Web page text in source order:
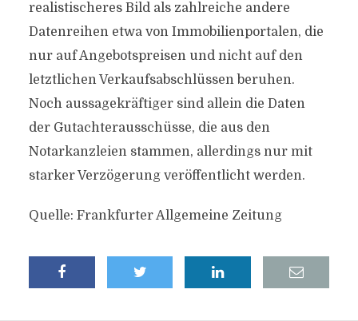
realistischeres Bild als zahlreiche andere
Datenreihen etwa von Immobilienportalen, die
nur auf Angebotspreisen und nicht auf den
letztlichen Verkaufsabschlüssen beruhen.
Noch aussagekräftiger sind allein die Daten
der Gutachterausschüsse, die aus den
Notarkanzleien stammen, allerdings nur mit
starker Verzögerung veröffentlicht werden.
Quelle: Frankfurter Allgemeine Zeitung